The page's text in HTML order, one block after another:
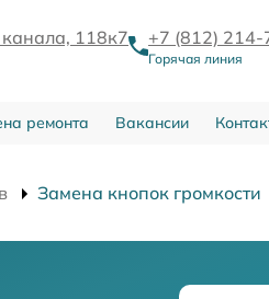
118к7 +7 (812)
Горячая линия
ремонта Вакансии
Замена кнопок громкости